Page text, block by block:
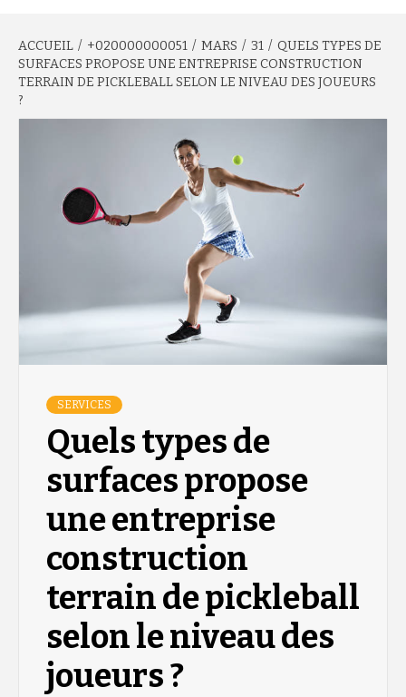
ACCUEIL +020000000051 MARS 31
QUELS TYPES DE
SURFACES PROPOSE UNE ENTREPRISE CONSTRUCTION
TERRAIN DE PICKLEBALL SELON LE NIVEAU DES JOUEURS
?
SERVICES
Quels types de
surfaces propose
une entreprise
construction
terrain de pickleball
selon le niveau des
joueurs ?